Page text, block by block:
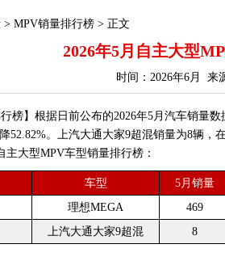
> MPV销量排行榜 > 正文
2026年5月自主大型
时间：2026年6月 来
行榜】根据日前公布的2026年5月汽车销量
52.82%。上汽大通大家9超混销量为8辆，
主大型MPV车型销量排行榜：
车型
5月销量
理想MEGA
469
上汽大通大家9超混 8